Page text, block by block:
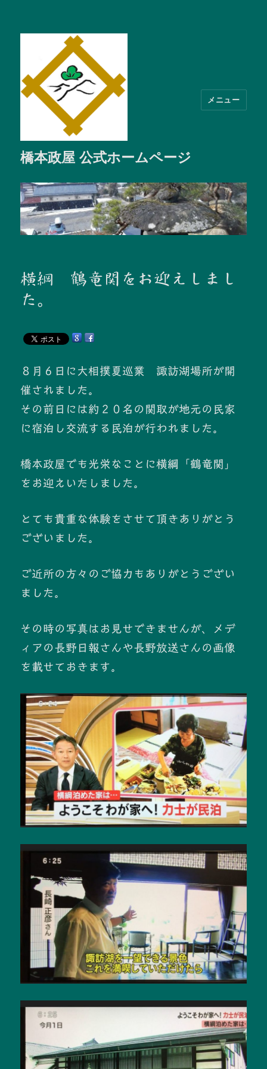
橋本政屋 公式ホームページ
メニュー
横綱 鶴竜関をお迎えしまし
た。
８月６日に大相撲夏巡業 諏訪湖場所が開
催されました。
その前日には約２０名の関取が地元の民家
に宿泊し交流する民泊が行われました。
橋本政屋でも光栄なことに横綱「鶴竜関」
をお迎えいたしました。
とても貴重な体験をさせて頂きありがとう
ございました。
ご近所の方々のご協力もありがとうござい
ました。
その時の写真はお見せできませんが、メデ
ィアの長野日報さんや長野放送さんの画像
を載せておきます。